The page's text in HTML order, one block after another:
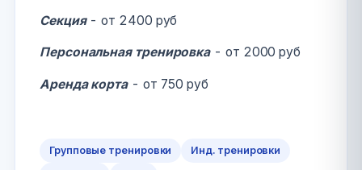
Секция- от 2400 руб
Персональная тренировка - от 2000 руб
Аренда корта- от 750 руб
Групповые тренировки
Инд. тренировки